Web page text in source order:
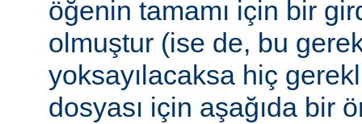
öğenin tamamı için bir
olmuştur (ise de, bu
yoksayılacaksa hiç
dosyası için aşağıda bir